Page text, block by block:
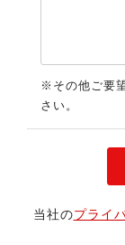
※その他ご要
さい。
当社のプライ